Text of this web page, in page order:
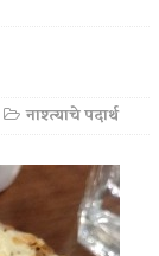
नाश्त्याचे पदार्थ